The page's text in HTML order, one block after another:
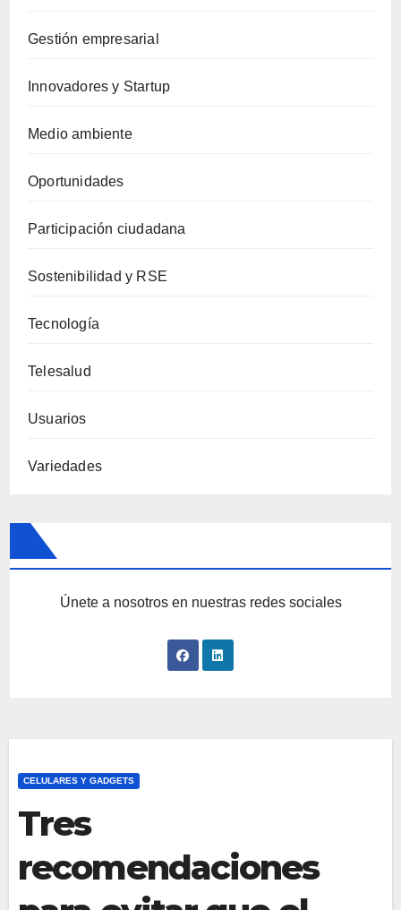
Gestión empresarial
Innovadores y Startup
Medio ambiente
Oportunidades
Participación ciudadana
Sostenibilidad y RSE
Tecnología
Telesalud
Usuarios
Variedades
Únete a nosotros en nuestras redes sociales
CELULARES Y GADGETS
Tres
recomendaciones